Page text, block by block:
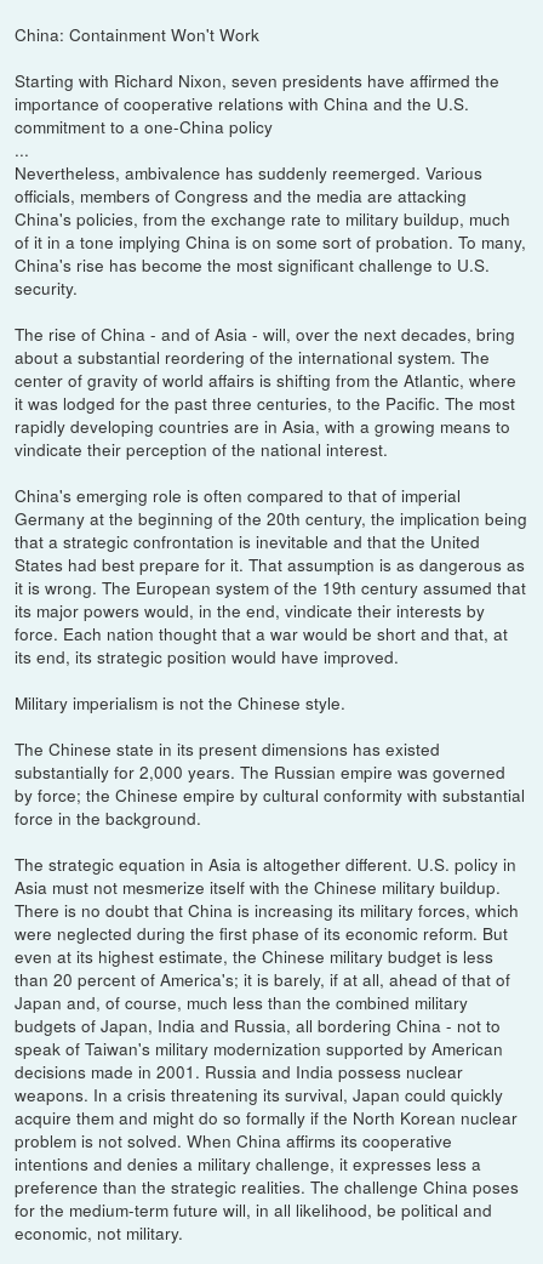
China: Containment Won't Work
Starting with Richard Nixon, seven presidents have affirmed the
importance of cooperative relations with China and the U.S.
commitment to a one-China policy
...
Nevertheless, ambivalence has suddenly reemerged. Various
officials, members of Congress and the media are attacking
China's policies, from the exchange rate to military buildup, much
of it in a tone implying China is on some sort of probation. To many,
China's rise has become the most significant challenge to U.S.
security.
The rise of China - and of Asia - will, over the next decades, bring
about a substantial reordering of the international system. The
center of gravity of world affairs is shifting from the Atlantic, where
it was lodged for the past three centuries, to the Pacific. The most
rapidly developing countries are in Asia, with a growing means to
vindicate their perception of the national interest.
China's emerging role is often compared to that of imperial
Germany at the beginning of the 20th century, the implication being
that a strategic confrontation is inevitable and that the United
States had best prepare for it. That assumption is as dangerous as
it is wrong. The European system of the 19th century assumed that
its major powers would, in the end, vindicate their interests by
force. Each nation thought that a war would be short and that, at
its end, its strategic position would have improved.
Military imperialism is not the Chinese style.
The Chinese state in its present dimensions has existed
substantially for 2,000 years. The Russian empire was governed
by force; the Chinese empire by cultural conformity with substantial
force in the background.
The strategic equation in Asia is altogether different. U.S. policy in
Asia must not mesmerize itself with the Chinese military buildup.
There is no doubt that China is increasing its military forces, which
were neglected during the first phase of its economic reform. But
even at its highest estimate, the Chinese military budget is less
than 20 percent of America's; it is barely, if at all, ahead of that of
Japan and, of course, much less than the combined military
budgets of Japan, India and Russia, all bordering China - not to
speak of Taiwan's military modernization supported by American
decisions made in 2001. Russia and India possess nuclear
weapons. In a crisis threatening its survival, Japan could quickly
acquire them and might do so formally if the North Korean nuclear
problem is not solved. When China affirms its cooperative
intentions and denies a military challenge, it expresses less a
preference than the strategic realities. The challenge China poses
for the medium-term future will, in all likelihood, be political and
economic, not military.